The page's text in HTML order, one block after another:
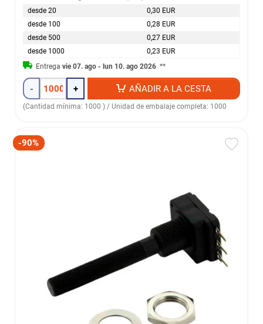
desde 20
0,30 EUR
desde 100
0,28 EUR
desde 500
0,27 EUR
desde 1000
0,23 EUR
Entregavie 07. ago - lun 10. ago 2026 **
- + AÑADIR A LA CESTA
(Cantidad mínima: 1000 ) / Unidad de embalaje completa: 1000
-90%